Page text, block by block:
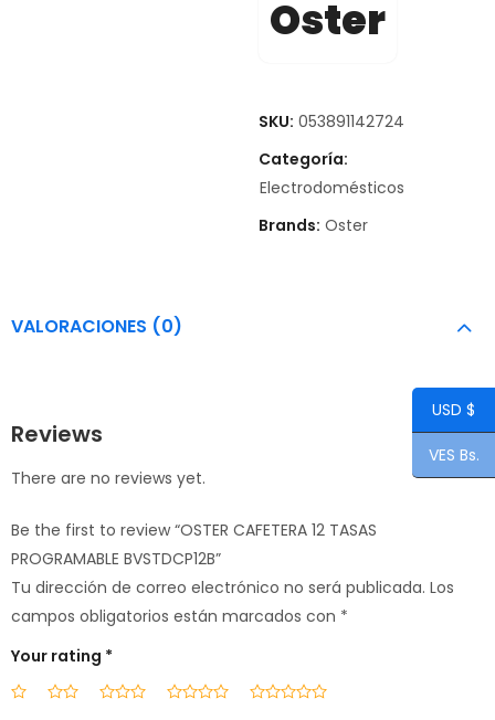
Oster
SKU: 053891142724
Categoría:
Electrodomésticos
Brands: Oster
VALORACIONES (0)
Reviews
There are no reviews yet.
Be the first to review “OSTER CAFETERA 12 TASAS
PROGRAMABLE BVSTDCP12B”
Tu dirección de correo electrónico no será publicada. Los
campos obligatorios están marcados con *
Your rating *
USD $
VES Bs.